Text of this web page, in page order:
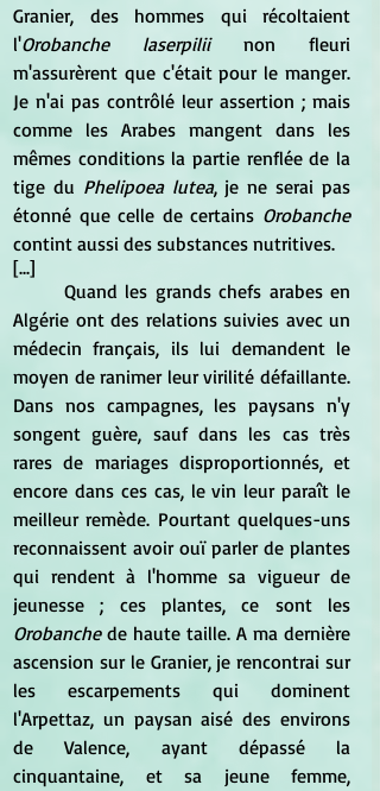
Granier, des hommes qui récoltaient
l'Orobanche laserpilii non fleuri
m'assurèrent que c'était pour le manger.
Je n'ai pas contrôlé leur assertion ; mais
comme les Arabes mangent dans les
mêmes conditions la partie renflée de la
tige du Phelipoea lutea, je ne serai pas
étonné que celle de certains
Orobanche
contint aussi des substances nutritives.
[...]
Algérie ont des relations suivies avec un
médecin français, ils lui demandent le
moyen de ranimer leur virilité défaillante.
Dans nos campagnes, les paysans n'y
songent guère, sauf dans les cas très
rares de mariages disproportionnés, et
encore dans ces cas, le vin leur paraît le
meilleur remède. Pourtant quelques-uns
reconnaissent avoir ouï parler de plantes
qui rendent à l'homme sa vigueur de
Orobanche de haute taille. A ma dernière
ascension sur le Granier, je rencontrai sur
les escarpements qui dominent
l'Arpettaz, un paysan aisé des environs
de Valence, ayant dépassé la
cinquantaine, et sa jeune femme,